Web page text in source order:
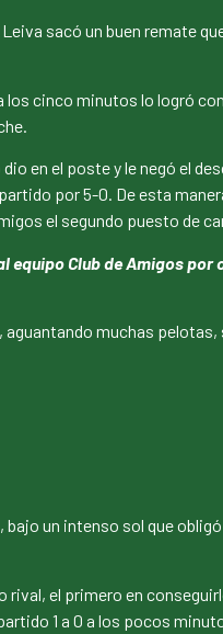
sacó un buen remate
cinco minutos lo logró
en el poste y le negó el
por 5-0. De esta
el segundo puesto de
Club de Amigos
aguantando muchas
un intenso sol que
el primero en
1 a 0 a los pocos